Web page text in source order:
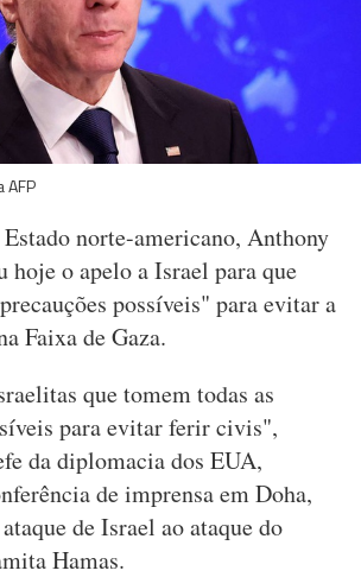
AFP
norte-americano, Anthony
o apelo a Israel para que
possíveis" para evitar a
Faixa de Gaza.
que tomem todas as
para evitar ferir civis",
da diplomacia dos EUA,
de imprensa em Doha,
de Israel ao ataque do
Hamas.